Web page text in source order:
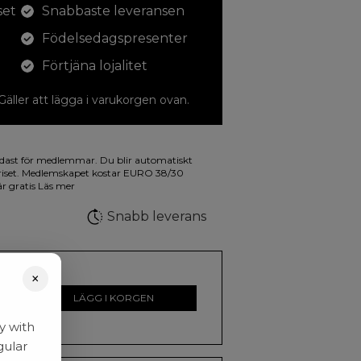
Snabbaste leveransen
Födelsedagspresenter
Förtjäna lojalitet
att lägga i varukorgen ovan.
teckningar med. På illustrationen på
färger.
för medlemmar. Du blir automatiskt
Medlemskapet kostar EURO 38/30
gratis Läs mer
Snabb leverans
LÄGG I KORGEN
×
with